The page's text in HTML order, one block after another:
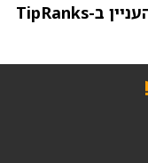
ראו את המניות החמות של בעלי העניין ב-TipRanks